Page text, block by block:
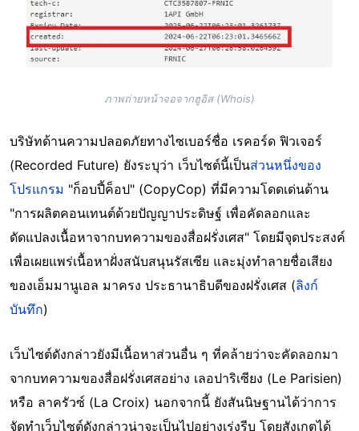
ภาพถ่ายหน้าจอจากฮูอิส (Whois)
บริษัทด้านความปลอดภัยทางไซเบอร์ชื่อ เรคอร์ด ฟิวเจอร์
(Recorded Future) ยังระบุว่า เว็บไซต์นี้เป็นส่วนหนึ่งของ
โปรแกรม "ก็อบปี้ค็อป" (CopyCop) ที่มีความโดดเด่นด้าน
"การผลิตคอนเทนต์ด้วยปัญญาประดิษฐ์ เพื่อคัดลอกและ
ดัดแปลงเนื้อหาจากบทความของสื่อฝรั่งเศส" โดยมีจุดประสงค์
เพื่อเผยแพร่เนื้อหาฝั่งสนับสนุนรัสเซีย และมุ่งทำลายชื่อเสียง
ของเอ็มมานูเอล มาครง ประธานาธิบดีของฝรั่งเศส (ลิงก์
บันทึก)
เว็บไซต์ดังกล่าวยังมีเนื้อหาส่วนอื่น ๆ ที่คล้ายว่าจะคัดลอกมา
จากบทความของสื่อฝรั่งเศสอย่าง เลอปาริเซียง (Le Parisien)
หรือ ลาครัวซ์ (La Croix) นอกจากนี้ ยังสันนิษฐานได้ว่าการ
จัดทำเว็บไซต์ดังกล่าวน่าจะเป็นไปอย่างเร่งรีบ โดยสังเกตได้